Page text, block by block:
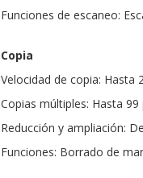
Funciones de escaneo:
Copia
Velocidad de copia: Hasta
Copias múltiples: Hasta 99
Reducción y ampliación:
Funciones: Borrado de